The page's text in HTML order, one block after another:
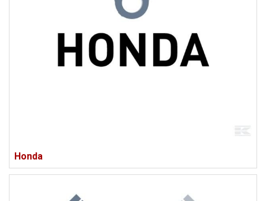
Honda